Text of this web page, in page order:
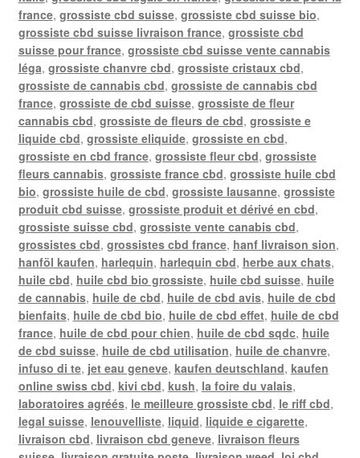
france, grossiste cbd suisse, grossiste cbd suisse bio,
grossiste cbd suisse livraison france, grossiste cbd
suisse pour france, grossiste cbd suisse vente cannabis
léga, grossiste chanvre cbd, grossiste cristaux cbd,
grossiste de cannabis cbd, grossiste de cannabis cbd
france, grossiste de cbd suisse, grossiste de fleur
cannabis cbd, grossiste de fleurs de cbd, grossiste e
liquide cbd, grossiste eliquide, grossiste en cbd,
grossiste en cbd france, grossiste fleur cbd, grossiste
fleurs cannabis, grossiste france cbd, grossiste huile cbd
bio, grossiste huile de cbd, grossiste lausanne, grossiste
produit cbd suisse, grossiste produit et dérivé en cbd,
grossiste suisse cbd, grossiste vente canabis cbd,
grossistes cbd, grossistes cbd france, hanf livraison sion,
hanföl kaufen, harlequin, harlequin cbd, herbe aux chats,
huile cbd, huile cbd bio grossiste, huile cbd suisse, huile
de cannabis, huile de cbd, huile de cbd avis, huile de cbd
bienfaits, huile de cbd bio, huile de cbd effet, huile de cbd
france, huile de cbd pour chien, huile de cbd sqdc, huile
de cbd suisse, huile de cbd utilisation, huile de chanvre,
infuso di te, jet eau geneve, kaufen deutschland, kaufen
online swiss cbd, kivi cbd, kush, la foire du valais,
laboratoires agréés, le meilleure grossiste cbd, le riff cbd,
legal suisse, lenouvelliste, liquid, liquide e cigarette,
livraison cbd, livraison cbd geneve, livraison fleurs